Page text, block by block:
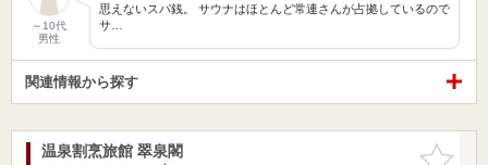
～10代
男性
思えないスパ銭。 サウナはほとんど常連さんが占拠しているので
サ…
関連情報から探す
お気に入
温泉割烹旅館 翠泉閣